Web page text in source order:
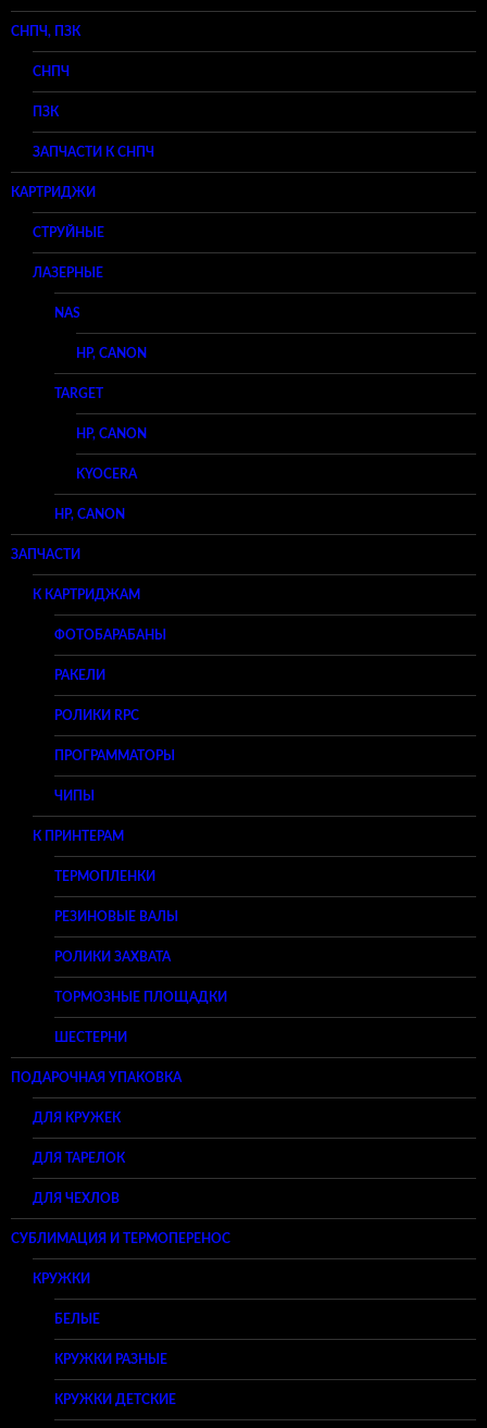
СНПЧ, ПЗК
СНПЧ
ПЗК
ЗАПЧАСТИ К СНПЧ
КАРТРИДЖИ
СТРУЙНЫЕ
ЛАЗЕРНЫЕ
NAS
HP, CANON
TARGET
HP, CANON
KYOCERA
HP, CANON
ЗАПЧАСТИ
К КАРТРИДЖАМ
ФОТОБАРАБАНЫ
РАКЕЛИ
РОЛИКИ RPC
ПРОГРАММАТОРЫ
ЧИПЫ
К ПРИНТЕРАМ
ТЕРМОПЛЕНКИ
РЕЗИНОВЫЕ ВАЛЫ
РОЛИКИ ЗАХВАТА
ТОРМОЗНЫЕ ПЛОЩАДКИ
ШЕСТЕРНИ
ПОДАРОЧНАЯ УПАКОВКА
ДЛЯ КРУЖЕК
ДЛЯ ТАРЕЛОК
ДЛЯ ЧЕХЛОВ
СУБЛИМАЦИЯ И ТЕРМОПЕРЕНОС
КРУЖКИ
БЕЛЫЕ
КРУЖКИ РАЗНЫЕ
КРУЖКИ ДЕТСКИЕ